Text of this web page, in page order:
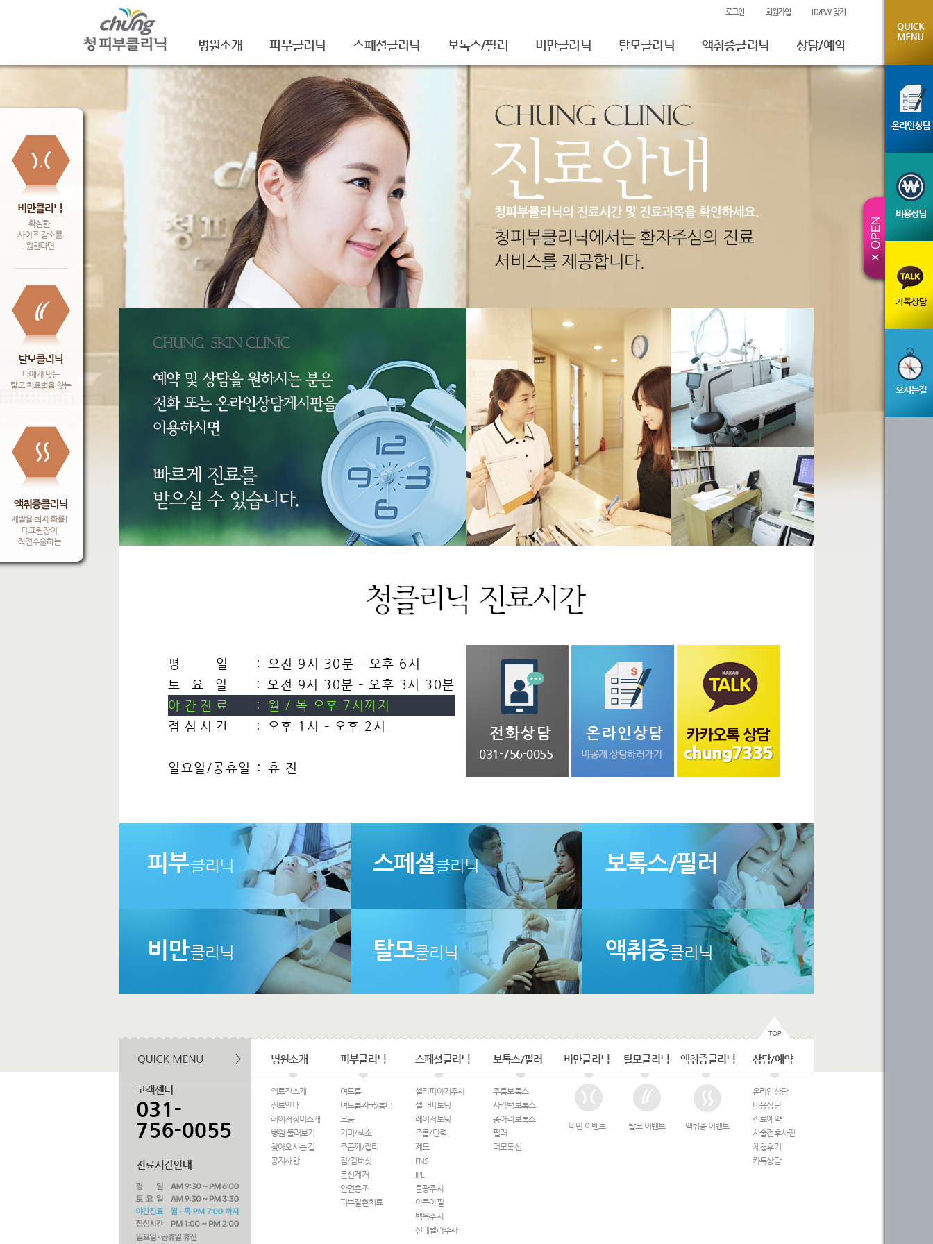
로그인 회원가입 ID/PW 찾기
병원소개 피부클리닉 스페셜클리닉 보톡스/필러 비만클리닉 탈모클리닉 액취증클리닉 상담/예약
진료안내
공지사항
여드름
여드름자국/흉터
모공
기미/색소
주근깨/잡티
점/검버섯
문신제거
안면홍조
셀라피아기주사
셀라피토닝
레이저토닝
주름/탄력
FNS
물광주사
아쿠아필
백옥주사
신데렐라주사
슈링크(SHURINK)
셀렉 IPL
주름보톡스
종아리보톡스
평 일 :
오전 9시 30분 – 오후 6시
토
요 일 :
오전 9시 30분 – 오후 3시 30분
야 간 진 료 :
월 / 목 오후 7시까지
점 심 시 간 : 오후 1시 – 오후 2시
일요일/공휴일 : 휴 진
전화상담
031-756-0055
온라인상담
비공개 상담하러가기
피부클리닉 스페셜클리닉 보톡스/필러
비만클리닉 탈모클리닉 액취증클리닉
병원소개
의료진소개
진료안내
레이저장비소개
병원 둘러보기
찾아오시는 길
공지사항
피부클리닉
여드름
여드름자국/흉터
모공
기미/색소
주근깨/잡티
점/검버섯
문신제거
안면홍조
피부질환치료
스페셜클리닉
셀라피아기주사
셀라피토닝
레이저토닝
주름/탄력
제모
FNS
IPL
물광주사
아쿠아필
백옥주사
신데렐라주사
보톡스/필러
주름보톡스
사각턱보톡스
종아리보톡스
필러
더모톡신
비만클리닉
비만 이벤트
탈모클리닉
탈모 이벤트
액취증클리닉
액취증 이벤트
상담/예약
온라인상담
비용상담
진료예약
시술전후사진
체험후기
카톡상담